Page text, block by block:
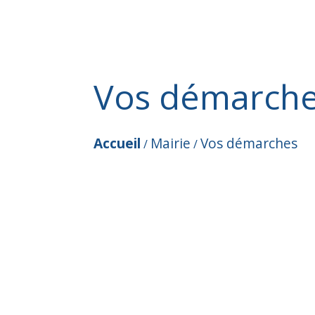
Vos
Accueil / Mairie /Vos démarches